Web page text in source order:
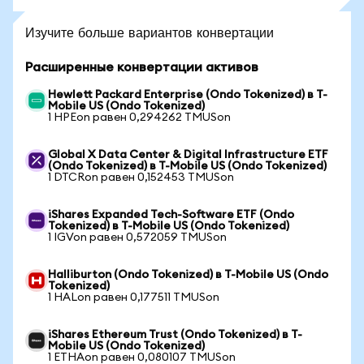
Изучите больше вариантов конвертации
Расширенные конвертации активов
Hewlett Packard Enterprise (Ondo Tokenized) в T-
Mobile US (Ondo Tokenized)
1 HPEon равен 0,294262 TMUSon
Global X Data Center & Digital Infrastructure ETF
(Ondo Tokenized) в T-Mobile US (Ondo Tokenized)
1 DTCRon равен 0,152453 TMUSon
iShares Expanded Tech-Software ETF (Ondo
Tokenized) в T-Mobile US (Ondo Tokenized)
1 IGVon равен 0,572059 TMUSon
Halliburton (Ondo Tokenized) в T-Mobile US (Ondo
Tokenized)
1 HALon равен 0,177511 TMUSon
iShares Ethereum Trust (Ondo Tokenized) в T-
Mobile US (Ondo Tokenized)
1 ETHAon равен 0,080107 TMUSon